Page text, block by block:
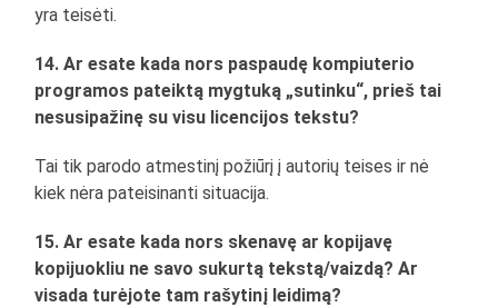
yra teisėti.
14. Ar esate kada nors paspaudę kompiuterio
programos pateiktą mygtuką „sutinku“, prieš tai
nesusipažinę su visu licencijos tekstu?
Tai tik parodo atmestinį požiūrį į autorių teises ir nė
kiek nėra pateisinanti situacija.
15. Ar esate kada nors skenavę ar kopijavę
kopijuokliu ne savo sukurtą tekstą/vaizdą? Ar
visada turėjote tam rašytinį leidimą?